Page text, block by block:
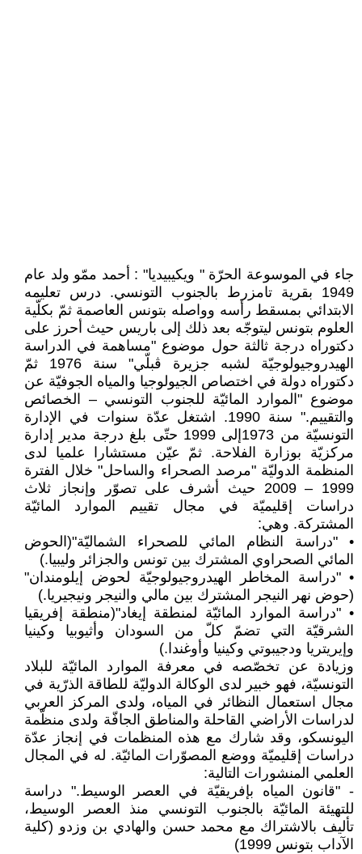
جاء في الموسوعة الحرّة " ويكيبيديا" : أحمد ممّو ولد عام
1949 بقرية تامزرط بالجنوب التونسي. درس تعليمه
الابتدائي بمسقط رأسه وواصله بتونس العاصمة ثمّ بكلّية
العلوم بتونس ليتوجّه بعد ذلك إلى باريس حيث أحرز على
دكتوراه درجة ثالثة حول موضوع "مساهمة في الدراسة
الهيدروجيولوجيّة لشبه جزيرة ڨبلّي" سنة 1976 ثمّ
دكتوراه دولة في اختصاص الجيولوجيا والمياه الجوفيّة عن
موضوع "الموارد المائيّة للجنوب التونسي – الخصائص
والتقييم." سنة 1990. اشتغل عدّة سنوات في الإدارة
التونسيّة من 1973إلى 1999 حتّى بلغ درجة مدير إدارة
مركزيّة بوزارة الفلاحة. ثمّ عيّن مستشارا علميا لدى
المنظمة الدوليّة "مرصد الصحراء والساحل" خلال الفترة
1999 – 2009 حيث أشرف على تصوّر وإنجاز ثلاث
دراسات إقليميّة في مجال تقييم الموارد المائيّة
المشتركة. وهي:
• "دراسة النظام المائي للصحراء الشماليّة"(الحوض
المائي الصحراوي المشترك بين تونس والجزائر وليبيا.)
• "دراسة المخاطر الهيدروجيولوجيّة لحوض إيلومندان"
(حوض نهر النيجر المشترك بين مالي والنيجر ونيجيريا.)
• "دراسة الموارد المائيّة لمنطقة إيغاد"(منطقة إفريقيا
الشرقيّة التي تضمّ كلّ من السودان وأثيوبيا وكينيا
وإيريتريا ودجيبوتي وكينيا وأوغندا.)
وزيادة عن تخصّصه في معرفة الموارد المائيّة للبلاد
التونسيّة، فهو خبير لدى الوكالة الدوليّة للطاقة الذرّية في
مجال استعمال النظائر في المياه، ولدى المركز العربي
لدراسات الأراضي القاحلة والمناطق الجافّة ولدى منظّمة
اليونسكو، وقد شارك مع هذه المنظمات في إنجاز عدّة
دراسات إقليميّة ووضع المصوّرات المائيّة. له في المجال
العلمي المنشورات التالية:
- "قانون المياه بإفريقيّة في العصر الوسيط." دراسة
للتهيئة المائيّة بالجنوب التونسي منذ العصر الوسيط،
تأليف بالاشتراك مع محمد حسن والهادي بن وزدو (كلية
الآداب بتونس 1999)